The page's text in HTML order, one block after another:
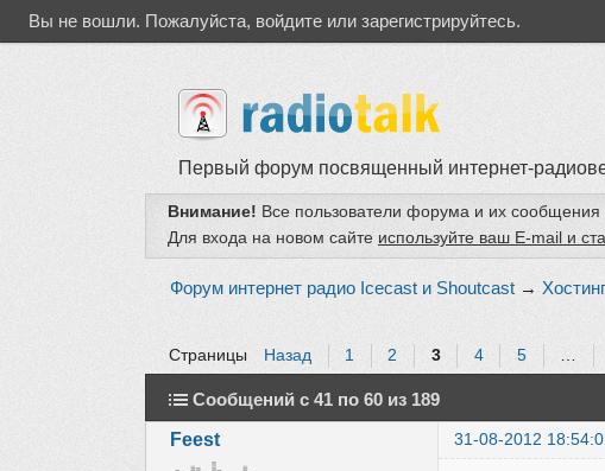
Вы не вошли. Пожалуйста, войдите или зарегистрируйтесь.
Первый форум посвященный интернет-
Внимание! Все пользователи форума и их
Для входа на новом сайте используйте ваш E-mail и
Форум интернет радио Icecast и Shoutcast →
Страницы Назад 1 2 3 4 5 …
Сообщений с 41 по 60 из 189
Feest 31-08-2012